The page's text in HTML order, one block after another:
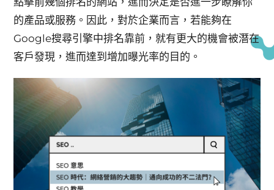
的產品或服務。因此，對於企業而言，若能夠在
Google搜尋引擎中排名靠前，就有更大的機會被潛在
客戶發現，進而達到增加曝光率的目的。